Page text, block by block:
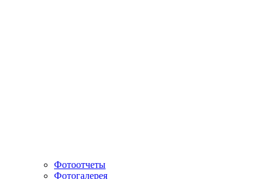
Фотоотчеты
Фотогалерея